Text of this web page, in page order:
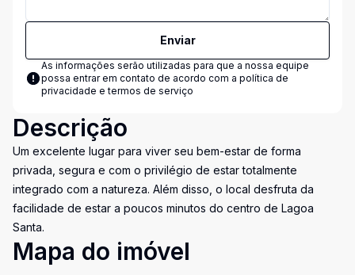
Enviar
As informações serão utilizadas para que a nossa equipe
possa entrar em contato de acordo com a política de
privacidade e termos de serviço
Descrição
Um excelente lugar para viver seu bem-estar de forma
privada, segura e com o privilégio de estar totalmente
integrado com a natureza. Além disso, o local desfruta da
facilidade de estar a poucos minutos do centro de Lagoa
Santa.
Mapa do imóvel